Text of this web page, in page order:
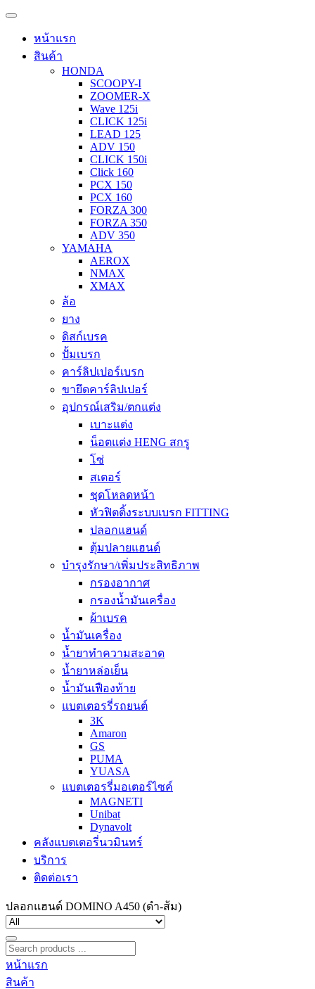
หน้าแรก
สินค้า
HONDA
SCOOPY-I
ZOOMER-X
Wave 125i
CLICK 125i
LEAD 125
ADV 150
CLICK 150i
Click 160
PCX 150
PCX 160
FORZA 300
FORZA 350
ADV 350
YAMAHA
AEROX
NMAX
XMAX
ล้อ
ยาง
ดิสก์เบรค
ปั้มเบรก
คาร์ลิปเปอร์เบรก
ขายึดคาร์ลิปเปอร์
อุปกรณ์เสริม/ตกแต่ง
เบาะแต่ง
น็อตแต่ง HENG สกรู
โซ่
สเตอร์
ชุดโหลดหน้า
หัวฟิตติ้งระบบเบรก FITTING
ปลอกแฮนด์
ตุ้มปลายแฮนด์
บำรุงรักษา/เพิ่มประสิทธิภาพ
กรองอากาศ
กรองน้ำมันเครื่อง
ผ้าเบรค
น้ำมันเครื่อง
น้ำยาทำความสะอาด
น้ำยาหล่อเย็น
น้ำมันเฟืองท้าย
แบตเตอรรี่รถยนต์
3K
Amaron
GS
PUMA
YUASA
แบตเตอรรี่มอเตอร์ไซค์
MAGNETI
Unibat
Dynavolt
คลังแบตเตอรี่นวมินทร์
บริการ
ติดต่อเรา
ปลอกแฮนด์ DOMINO A450 (ดำ-ส้ม)
หน้าแรก
สินค้า